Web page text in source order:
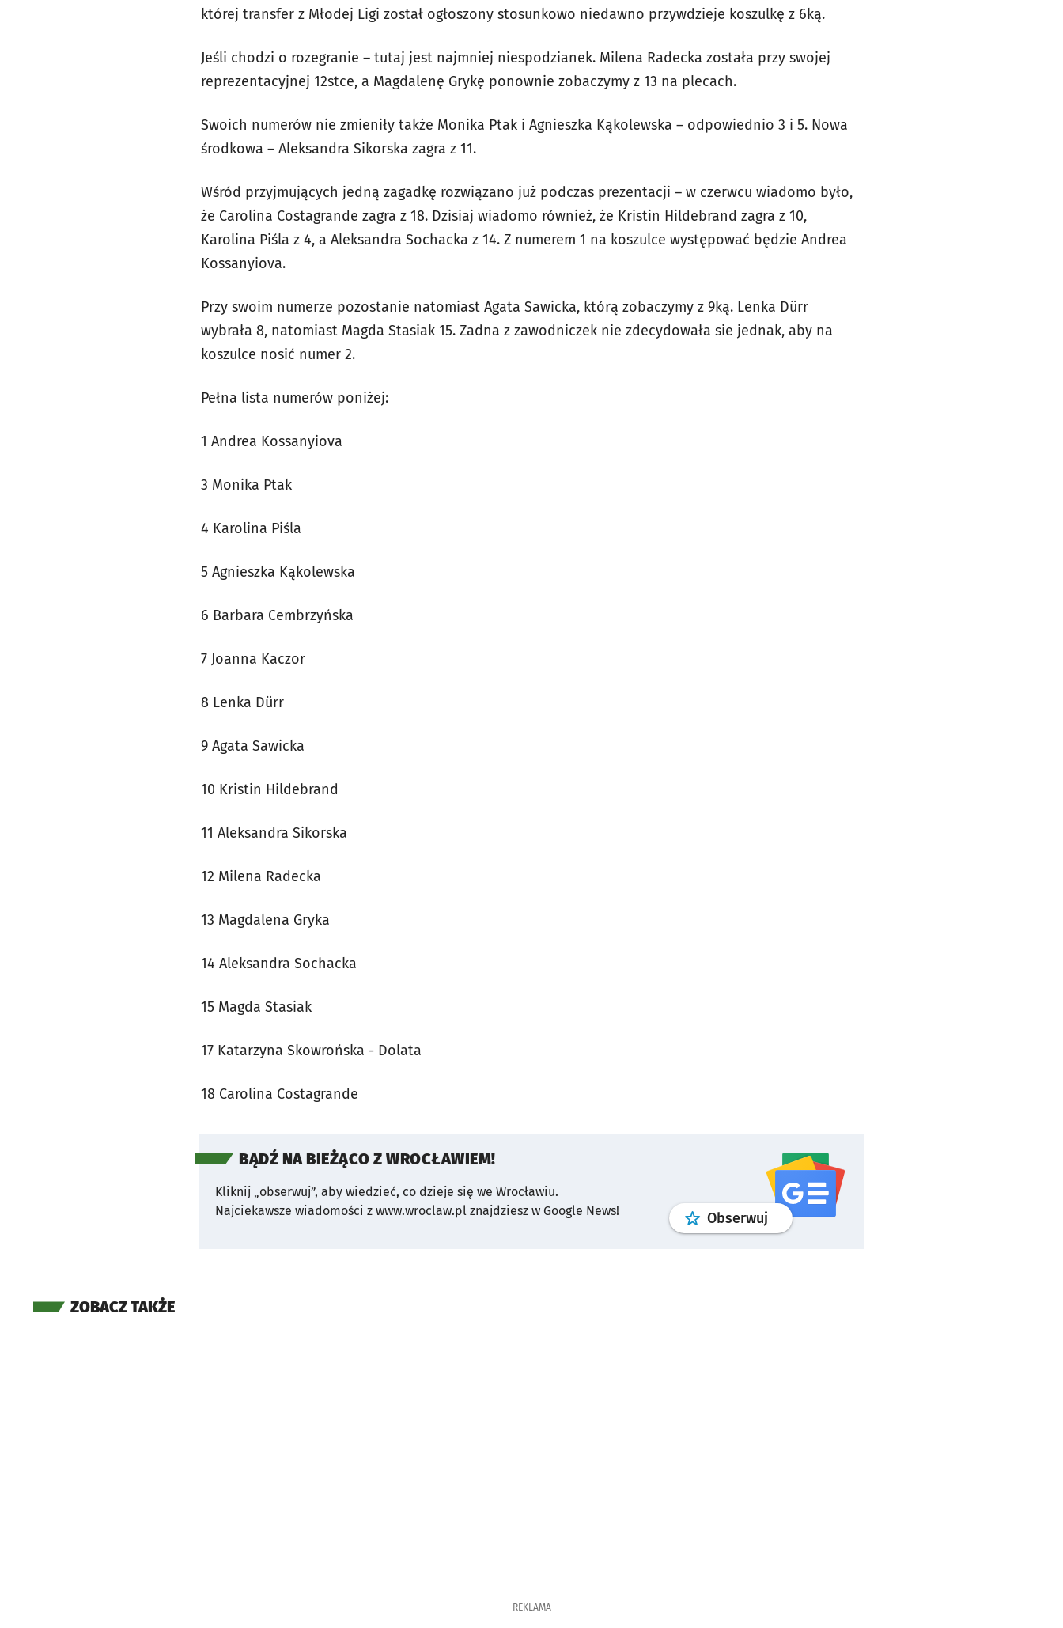
której transfer z Młodej Ligi został ogłoszony stosunkowo niedawno przywdzieje koszulkę z 6ką.
Jeśli chodzi o rozegranie – tutaj jest najmniej niespodzianek. Milena Radecka została przy swojej
reprezentacyjnej 12stce, a Magdalenę Grykę ponownie zobaczymy z 13 na plecach.
Swoich numerów nie zmieniły także Monika Ptak i Agnieszka Kąkolewska – odpowiednio 3 i 5. Nowa
środkowa – Aleksandra Sikorska zagra z 11.
Wśród przyjmujących jedną zagadkę rozwiązano już podczas prezentacji – w czerwcu wiadomo było,
że Carolina Costagrande zagra z 18. Dzisiaj wiadomo również, że Kristin Hildebrand zagra z 10,
Karolina Piśla z 4, a Aleksandra Sochacka z 14. Z numerem 1 na koszulce występować będzie Andrea
Kossanyiova.
Przy swoim numerze pozostanie natomiast Agata Sawicka, którą zobaczymy z 9ką. Lenka Dürr
wybrała 8, natomiast Magda Stasiak 15. Zadna z zawodniczek nie zdecydowała sie jednak, aby na
koszulce nosić numer 2.
Pełna lista numerów poniżej:
1 Andrea Kossanyiova
3 Monika Ptak
4 Karolina Piśla
5 Agnieszka Kąkolewska
6 Barbara Cembrzyńska
7 Joanna Kaczor
8 Lenka Dürr
9 Agata Sawicka
10 Kristin Hildebrand
11 Aleksandra Sikorska
12 Milena Radecka
13 Magdalena Gryka
14 Aleksandra Sochacka
15 Magda Stasiak
17 Katarzyna Skowrońska - Dolata
18 Carolina Costagrande
BĄDŹ NA BIEŻĄCO Z WROCŁAWIEM!
Kliknij „obserwuj”, aby wiedzieć, co dzieje się we Wrocławiu.
Najciekawsze wiadomości z www.wroclaw.pl znajdziesz w Google News!
Obserwuj profilgoogle news
ZOBACZ TAKŻE
REKLAMA